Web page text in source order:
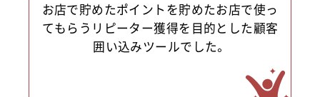
お店で貯めたポイントを貯めたお店で使っ
てもらうリピーター獲得を目的とした顧客
囲い込みツールでした。